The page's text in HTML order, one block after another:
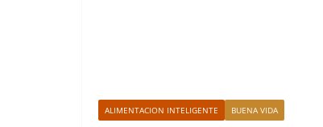
ALIMENTACION INTELIGENTE BUENA VIDA